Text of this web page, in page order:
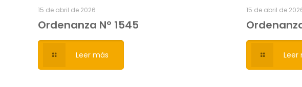
15 de abril de 2026
Ordenanza Nº 1545
Leer más
15 de abril de
Leer